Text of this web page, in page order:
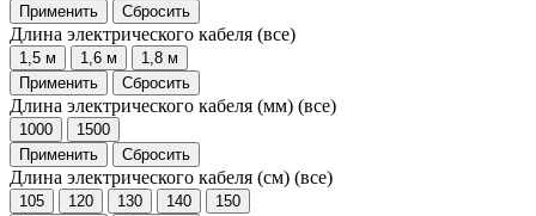
Применить
Сбросить
Длина электрического кабеля (все)
1,5 м 1,6 м
1,8 м
Применить
Сбросить
Длина электрического кабеля (мм) (все)
1000
1500
Применить
Сбросить
Длина электрического кабеля (см) (все)
105 120 130 140
150